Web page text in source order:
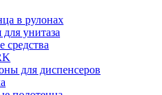
в рулонах
унитаза
для диспенсеров